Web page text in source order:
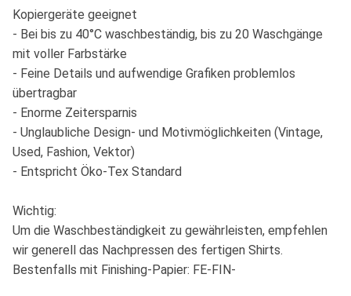
Kopiergeräte geeignet
- Bei bis zu 40°C waschbeständig, bis zu 20 Waschgänge
mit voller Farbstärke
- Feine Details und aufwendige Grafiken problemlos
übertragbar
- Enorme Zeitersparnis
- Unglaubliche Design- und Motivmöglichkeiten (Vintage,
Used, Fashion, Vektor)
- Entspricht Öko-Tex Standard
Wichtig:
Um die Waschbeständigkeit zu gewährleisten, empfehlen
wir generell das Nachpressen des fertigen Shirts.
Bestenfalls mit Finishing-Papier: FE-FIN-